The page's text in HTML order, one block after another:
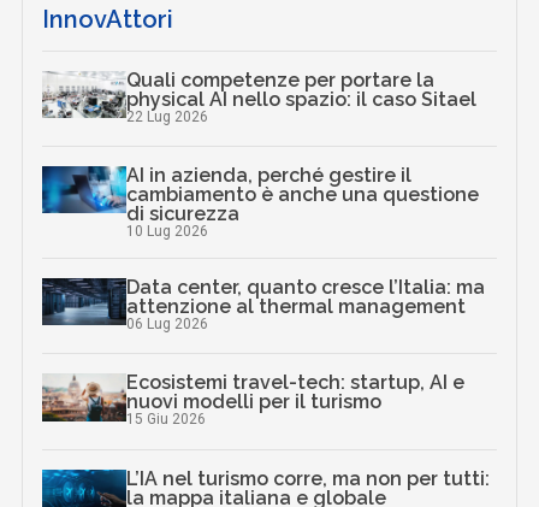
InnovAttori
Quali competenze per portare la
physical AI nello spazio: il caso Sitael
22 Lug 2026
AI in azienda, perché gestire il
cambiamento è anche una questione
di sicurezza
10 Lug 2026
Data center, quanto cresce l’Italia: ma
attenzione al thermal management
06 Lug 2026
Ecosistemi travel-tech: startup, AI e
nuovi modelli per il turismo
15 Giu 2026
L’IA nel turismo corre, ma non per tutti:
la mappa italiana e globale